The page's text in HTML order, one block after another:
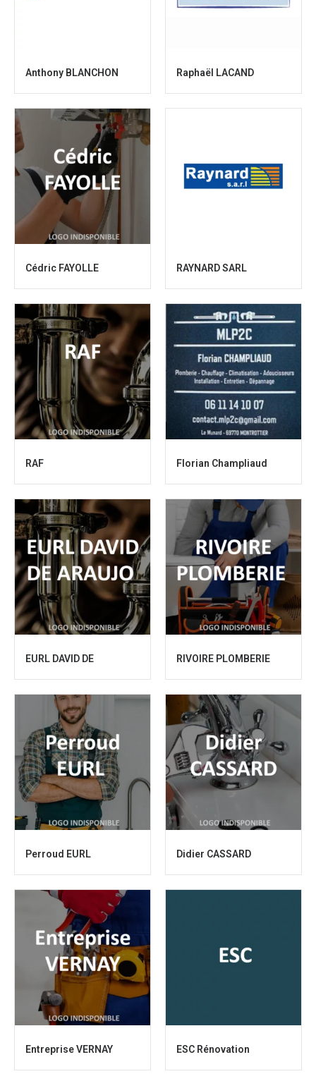
Anthony BLANCHON Raphaël LACAND
Cédric FAYOLLE RAYNARD SARL
RAF Florian Champliaud
EURL DAVID DE RIVOIRE PLOMBERIE
Perroud EURL Didier CASSARD
Entreprise VERNAY ESC Rénovation